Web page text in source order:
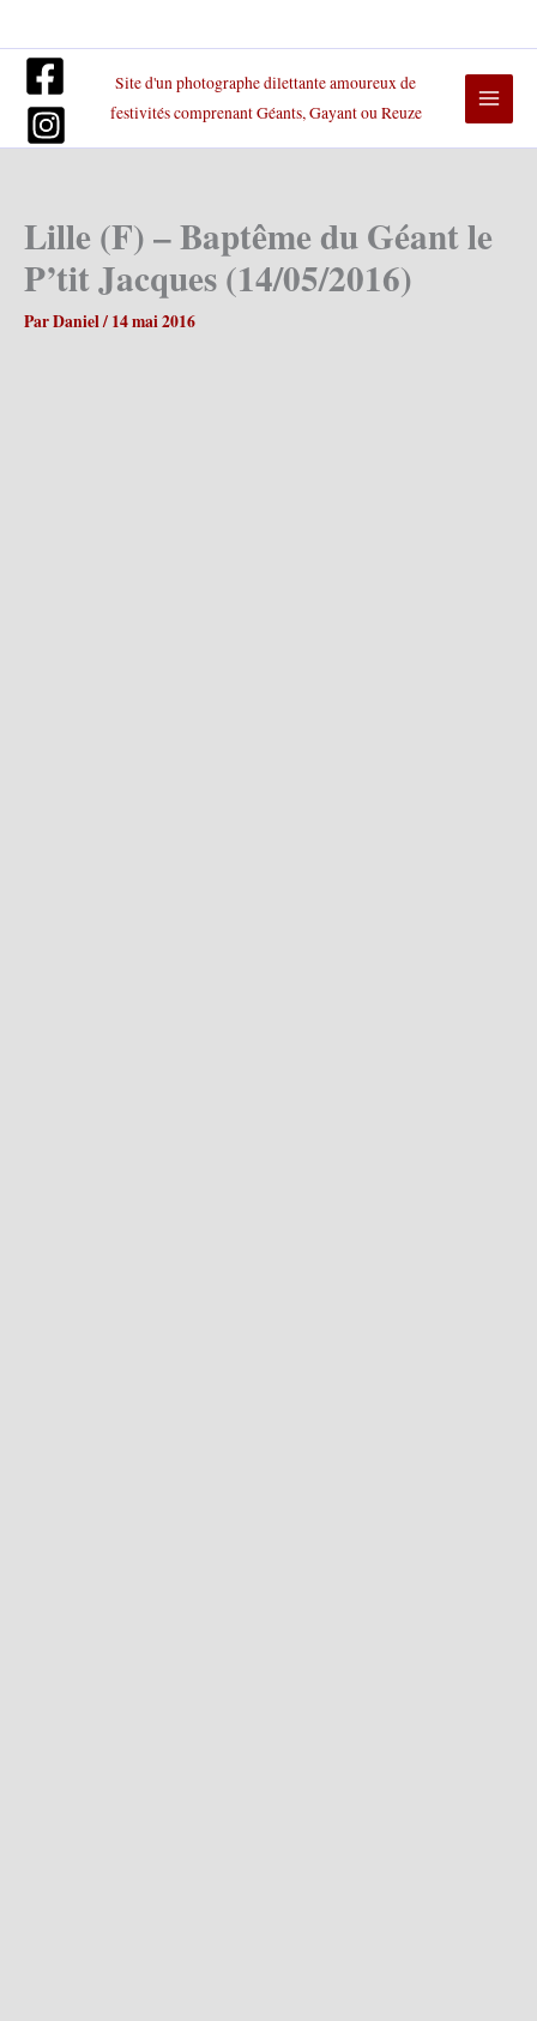
contenu
Site d'un photographe dilettante amoureux de
festivités comprenant Géants, Gayant ou Reuze
Lille (F) – Baptême du Géant le
P’tit Jacques (14/05/2016)
ParDaniel/ 14 mai 2016